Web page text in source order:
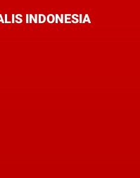
INDONESIA